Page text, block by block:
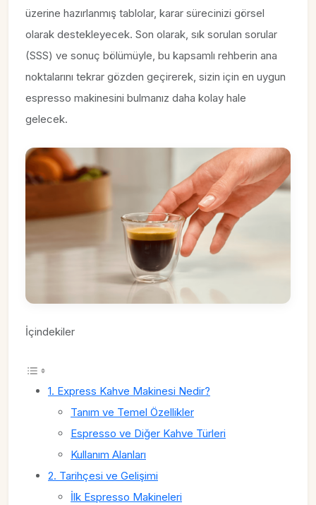
üzerine hazırlanmış tablolar, karar sürecinizi görsel
olarak destekleyecek. Son olarak, sık sorulan sorular
(SSS) ve sonuç bölümüyle, bu kapsamlı rehberin ana
noktalarını tekrar gözden geçirerek, sizin için en uygun
espresso makinesini bulmanız daha kolay hale
gelecek.
İçindekiler
1. Express Kahve Makinesi Nedir?
Tanım ve Temel Özellikler
Espresso ve Diğer Kahve Türleri
Kullanım Alanları
2. Tarihçesi ve Gelişimi
İlk Espresso Makineleri